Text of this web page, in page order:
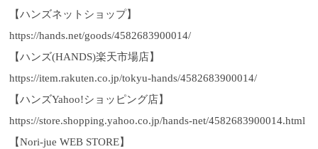
【ハンズネットショップ】
https://hands.net/goods/4582683900014/
【ハンズ(HANDS)楽天市場店】
https://item.rakuten.co.jp/tokyu-hands/4582683900014/
【ハンズYahoo!ショッピング店】
https://store.shopping.yahoo.co.jp/hands-net/4582683900014.html
【Nori-jue WEB STORE】